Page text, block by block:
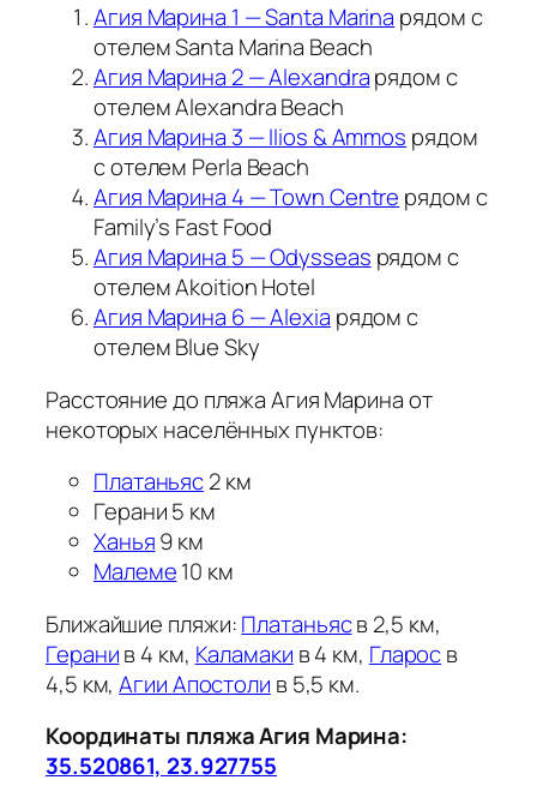
Агия Марина 1 — Santa Marina рядом с
отелем Santa Marina Beach
Агия Марина 2 — Alexandraрядом с
отелем Alexandra Beach
Агия Марина 3 — Ilios & Ammos рядом
с отелем Perla Beach
Агия Марина 4 — Town Centre рядом с
Family’s Fast Food
Агия Марина 5 — Odysseas рядом с
отелем Akoition Hotel
Агия Марина 6 — Alexia рядом с
отелем Blue Sky
Расстояние до пляжа Агия Марина от
некоторых населённых пунктов:
Платаньяс2 км
Герани 5 км
Ханья9 км
Малеме10 км
Ближайшие пляжи:Платаньясв 2,5 км,
Геранив 4 км, Каламаки в 4 км, Гларосв
4,5 км,Агии Апостоли в 5,5 км.
Координаты пляжа Агия Марина:
35.520861, 23.927755